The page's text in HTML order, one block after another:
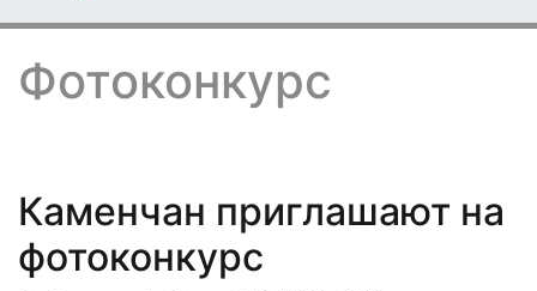
Фотоконкурс
Каменчан приглашают на
фотоконкурс